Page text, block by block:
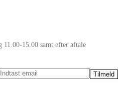
11.00-15.00 samt efter aftale